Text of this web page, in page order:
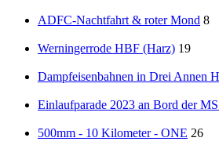
ADFC-Nachtfahrt & roter Mond 8
Werningerrode HBF (Harz) 19
Dampfeisenbahnen in Drei Annen
Einlaufparade 2023 an Bord der
500mm - 10 Kilometer - ONE 26